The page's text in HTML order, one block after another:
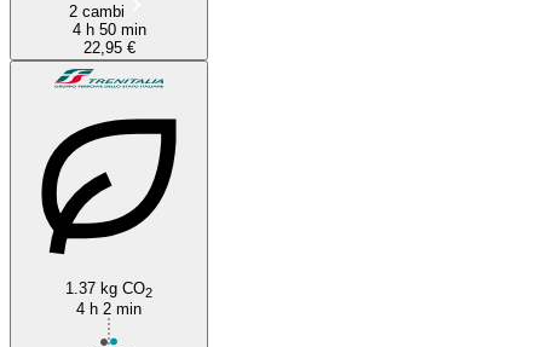
2 cambi
4 h 50 min
22,95 €
1.37 kg CO2
4 h 2 min